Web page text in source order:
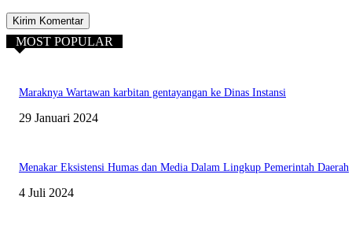
MOST POPULAR
Maraknya Wartawan karbitan gentayangan ke Dinas Instansi
29 Januari 2024
Menakar Eksistensi Humas dan Media Dalam Lingkup Pemerintah Daerah
4 Juli 2024